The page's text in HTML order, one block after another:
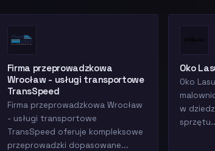
Firma przeprowadzkowa
Wrocław - usługi transportowe
TransSpeed
Firma przeprowadzkowa Wrocław
- usługi transportowe
TransSpeed oferuje kompleksowe
przeprowadzki dopasowane...
Oko
Oko
w